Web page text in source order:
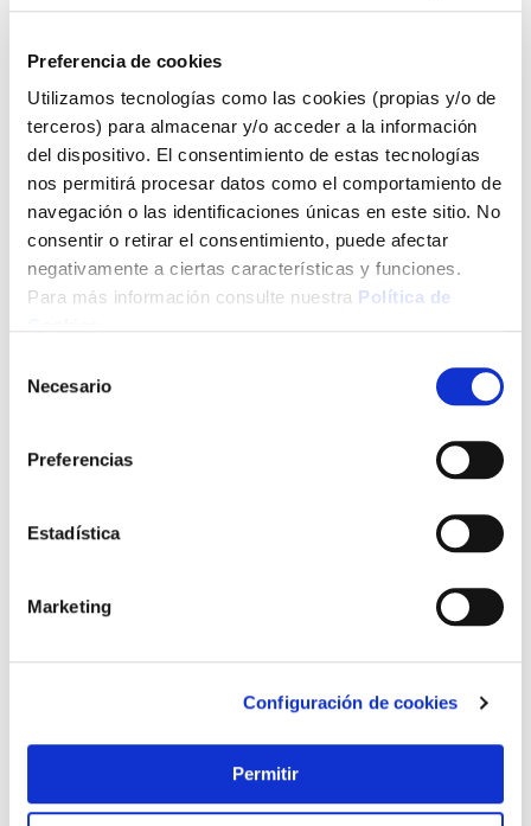
Preferencia de cookies
Utilizamos tecnologías como las cookies (propias y/o de
terceros) para almacenar y/o acceder a la información
del dispositivo. El consentimiento de estas tecnologías
nos permitirá procesar datos como el comportamiento de
navegación o las identificaciones únicas en este sitio. No
consentir o retirar el consentimiento, puede afectar
negativamente a ciertas características y funciones.
Para más información consulte nuestra Política de
Necesario
Preferencias
Estadística
Marketing
Configuración de cookies
Permitir